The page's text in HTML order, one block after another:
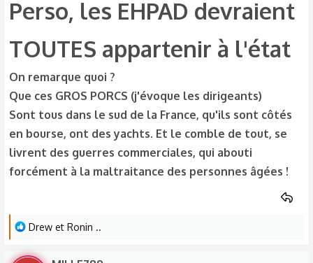
Perso, les EHPAD devraient
TOUTES appartenir à l'état
On remarque quoi ?
Que ces GROS PORCS (j'évoque les dirigeants)
Sont tous dans le sud de la France, qu'ils sont côtés
en bourse, ont des yachts. Et le comble de tout, se
livrent des guerres commerciales, qui abouti
forcément à la maltraitance des personnes âgées !
L
s
Drew et Ronin ..